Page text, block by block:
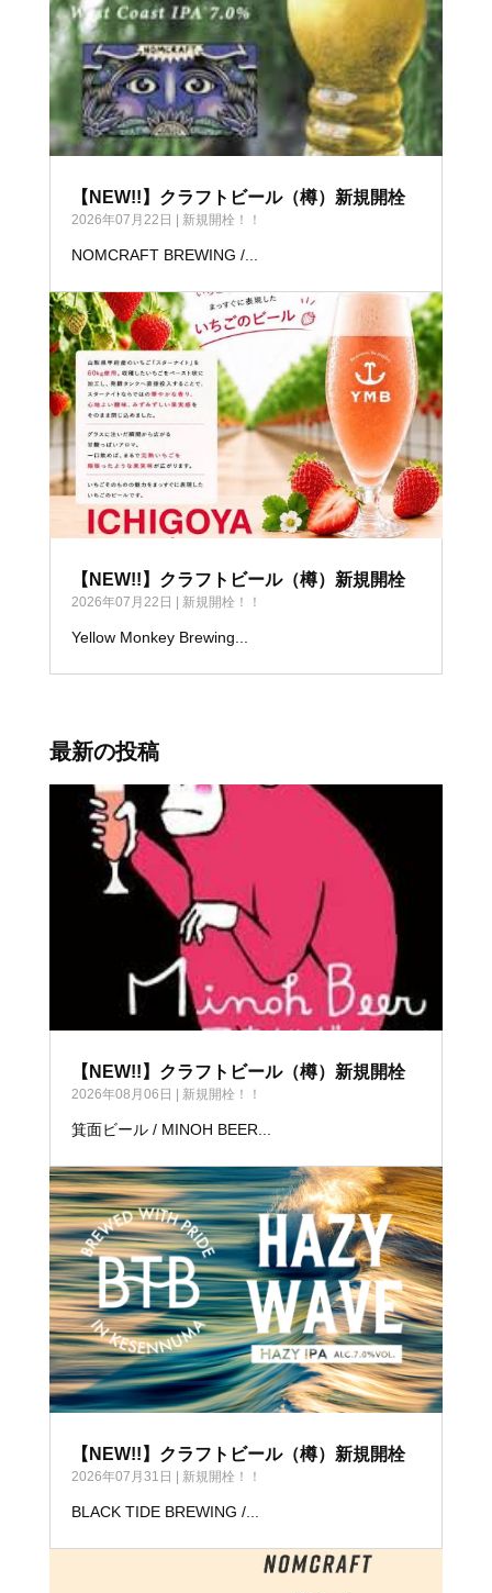
【NEW!!】クラフトビール（樽）新規開栓
2026年07月22日 | 新規開栓！！
NOMCRAFT BREWING /...
【NEW!!】クラフトビール（樽）新規開栓
2026年07月22日 | 新規開栓！！
Yellow Monkey Brewing...
最新の投稿
【NEW!!】クラフトビール（樽）新規開栓
2026年08月06日 | 新規開栓！！
箕面ビール / MINOH BEER...
【NEW!!】クラフトビール（樽）新規開栓
2026年07月31日 | 新規開栓！！
BLACK TIDE BREWING /...